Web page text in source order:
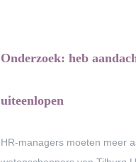
Onderzoek: heb
uiteenlopen
HR-managers moeten meer